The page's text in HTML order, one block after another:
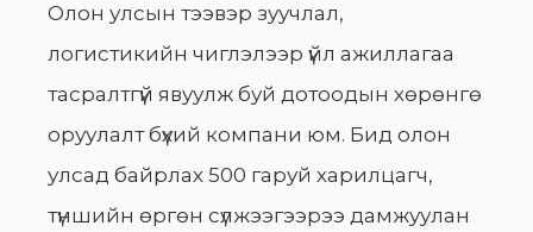
Олон улсын тээвэр зуучлал,
логистикийн чиглэлээр үйл ажиллагаа
тасралтгүй явуулж буй дотоодын хөрөнгө
оруулалт бүхий компани юм. Бид олон
улсад байрлах 500 гаруй харилцагч,
түншийн өргөн сүлжээгээрээ дамжуулан